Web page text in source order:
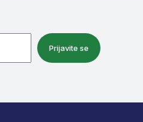
Prijavite se